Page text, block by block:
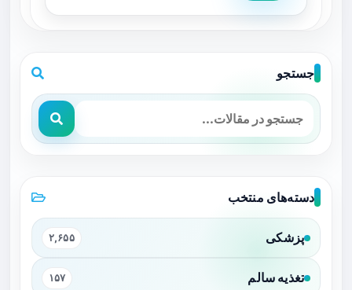
جستجو
دسته‌های منتخب
پزشکی ۲,۶۵۵
تغذیه سالم ۱۵۷